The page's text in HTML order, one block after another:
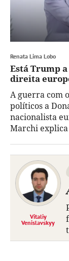
Renata Lima Lobo
Está Trump
direita
A guerra com
políticos a
nacionalista
Marchi
Vitaliy
Venislavskyy